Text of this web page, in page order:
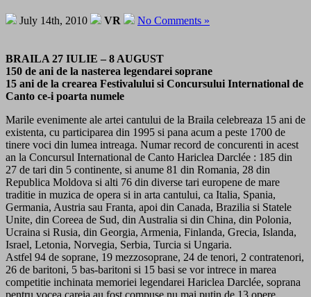
July 14th, 2010 VR No Comments »
BRAILA 27 IULIE – 8 AUGUST
150 de ani de la nasterea legendarei soprane
15 ani de la crearea Festivalului si Concursului International de
Canto ce-i poarta numele
Marile evenimente ale artei cantului de la Braila celebreaza 15 ani de
existenta, cu participarea din 1995 si pana acum a peste 1700 de
tinere voci din lumea intreaga. Numar record de concurenti in acest
an la Concursul International de Canto Hariclea Darclée : 185 din
27 de tari din 5 continente, si anume 81 din Romania, 28 din
Republica Moldova si alti 76 din diverse tari europene de mare
traditie in muzica de opera si in arta cantului, ca Italia, Spania,
Germania, Austria sau Franta, apoi din Canada, Brazilia si Statele
Unite, din Coreea de Sud, din Australia si din China, din Polonia,
Ucraina si Rusia, din Georgia, Armenia, Finlanda, Grecia, Islanda,
Israel, Letonia, Norvegia, Serbia, Turcia si Ungaria.
Astfel 94 de soprane, 19 mezzosoprane, 24 de tenori, 2 contratenori,
26 de baritoni, 5 bas-baritoni si 15 basi se vor intrece in marea
competitie inchinata memoriei legendarei Hariclea Darclée, soprana
pentru vocea careia au fost compuse nu mai putin de 13 opere,